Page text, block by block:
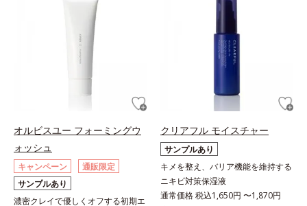
オルビスユー フォーミングウ
ォッシュ
キャンペーン
通販限定
サンプルあり
濃密クレイで優しくオフする初期エ
クリアフル モイスチャー
サンプルあり
キメを整え、バリア機能を維持する
ニキビ対策保湿液
通常価格 税込1,650円 〜1,870円